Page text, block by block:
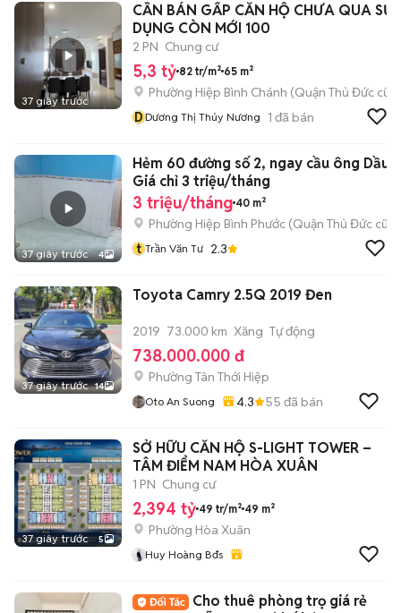
37 giây trước
CẦN BÁN GẤP CĂN HỘ CHƯA QUA SỬ
DỤNG CÒN MỚI 100
2 PN Chung cư
5,3 tỷ 82 tr/m² 65 m²
Phường Hiệp Bình Chánh (Quận Thủ Đức cũ)
DDương Thị Thúy Nương 1 đã bán
37 giây trước 4
Hẻm 60 đường số 2, ngay cầu ông Dầu.
Giá chỉ 3 triệu/tháng
3 triệu/tháng 40 m²
Phường Hiệp Bình Phước (Quận Thủ Đức cũ)
t Trần Văn Tư 2.3
37 giây trước 14
Toyota Camry 2.5Q 2019 Đen
2019 73.000 km Xăng Tự động
738.000.000 đ
Phường Tân Thới Hiệp
Oto An Suong 4.3 55 đã bán
37 giây trước 5
SỞ HỮU CĂN HỘ S-LIGHT TOWER –
TÂM ĐIỂM NAM HÒA XUÂN
1 PN Chung cư
2,394 tỷ 49 tr/m² 49 m²
Phường Hòa Xuân
Huy Hoàng Bđs
Cho thuê phòng trọ giá rẻ